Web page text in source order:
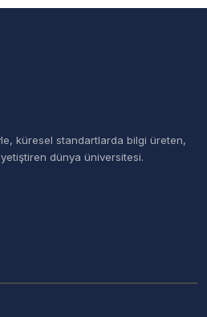
küresel standartlarda bilgi üreten,
dünya üniversitesi.